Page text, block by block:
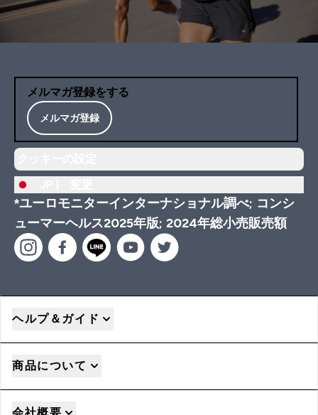
メルマガ登録をする
メルマガ登録
*ユーロモニターインターナショナル調べ; コンシ
ューマーヘルス2025年版; 2024年総小売販売額
ヘルプ＆ガイド
商品について
会社概要